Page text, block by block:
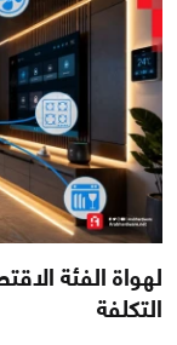
لهواة الفئة
التكلفة